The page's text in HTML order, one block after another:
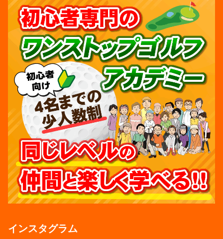
インスタグラム